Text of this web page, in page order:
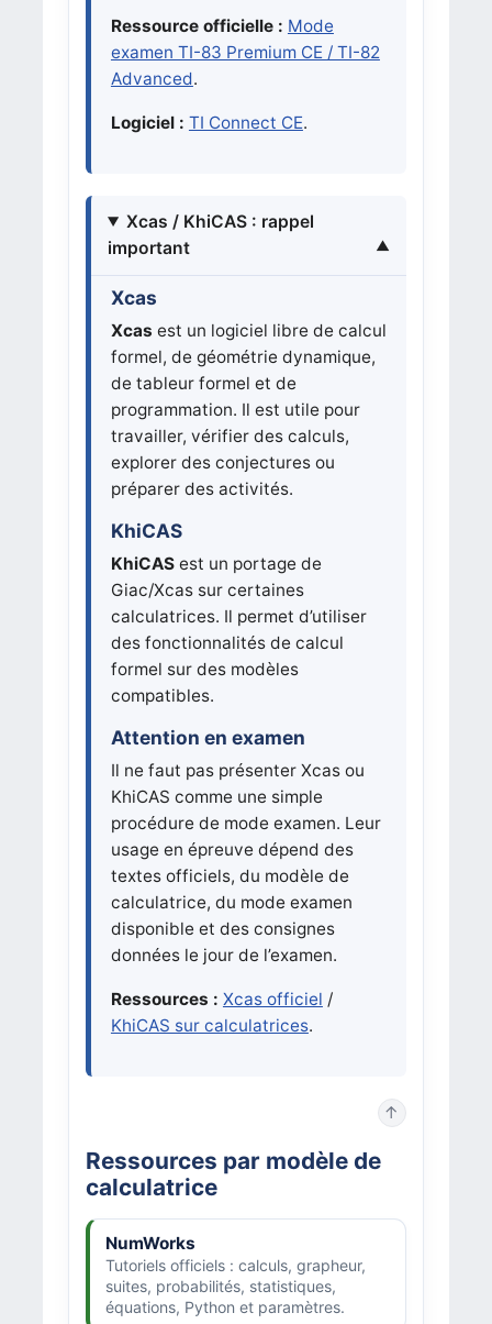
Ressource officielle : Mode
examen TI-83 Premium CE / TI-82
Advanced.
Logiciel : TI Connect CE.
Xcas / KhiCAS : rappel
important
Xcas
Xcas est un logiciel libre de calcul
formel, de géométrie dynamique,
de tableur formel et de
programmation. Il est utile pour
travailler, vérifier des calculs,
explorer des conjectures ou
préparer des activités.
KhiCAS
KhiCASest un portage de
Giac/Xcas sur certaines
calculatrices. Il permet d’utiliser
des fonctionnalités de calcul
formel sur des modèles
compatibles.
Attention en examen
Il ne faut pas présenter Xcas ou
KhiCAS comme une simple
procédure de mode examen. Leur
usage en épreuve dépend des
textes officiels, du modèle de
calculatrice, du mode examen
disponible et des consignes
données le jour de l’examen.
Ressources : Xcas officiel /
KhiCAS sur calculatrices.
↑
Ressources par modèle de
calculatrice
NumWorks
Tutoriels officiels : calculs, grapheur,
suites, probabilités, statistiques,
équations, Python et paramètres.